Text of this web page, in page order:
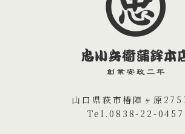
山口県萩市椿陣ヶ原
Tel.0838-22-0457